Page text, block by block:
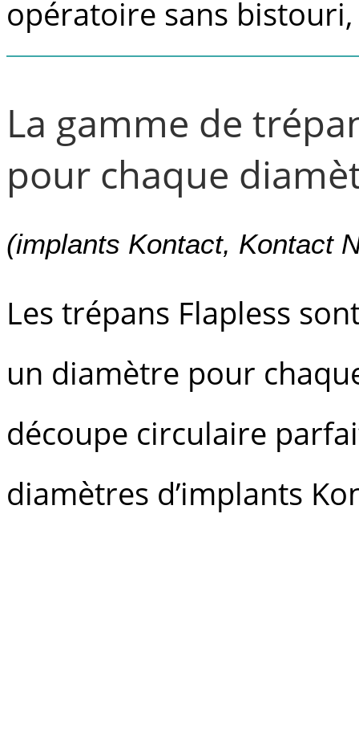
opératoire sans
La gamme de
pour chaque
(implants Kontact, Kontact
Les trépans Flapless
un diamètre pour
découpe circulaire
diamètres d’implants